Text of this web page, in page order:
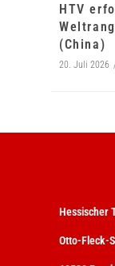
HTV
(China)
20. Juli 2026
Hessischer
Otto-Fleck-